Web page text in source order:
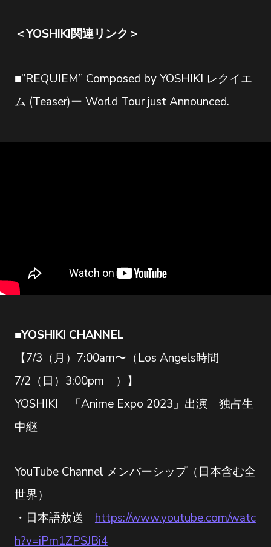
＜YOSHIKI関連リンク＞
■”REQUIEM” Composed by YOSHIKI レクイエ
ム (Teaser)ー World Tour just Announced.
■YOSHIKI CHANNEL
【7/3（月）7:00am〜（Los Angels時間
7/2（日）3:00pm ）】
YOSHIKI 「Anime Expo 2023」出演 独占生
中継
YouTube Channel メンバーシップ（日本含む全
世界）
・日本語放送https://www.youtube.com/watc
h?v=iPm1ZPSJBi4